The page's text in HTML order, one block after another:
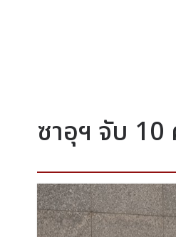
ซาอุฯ จับ